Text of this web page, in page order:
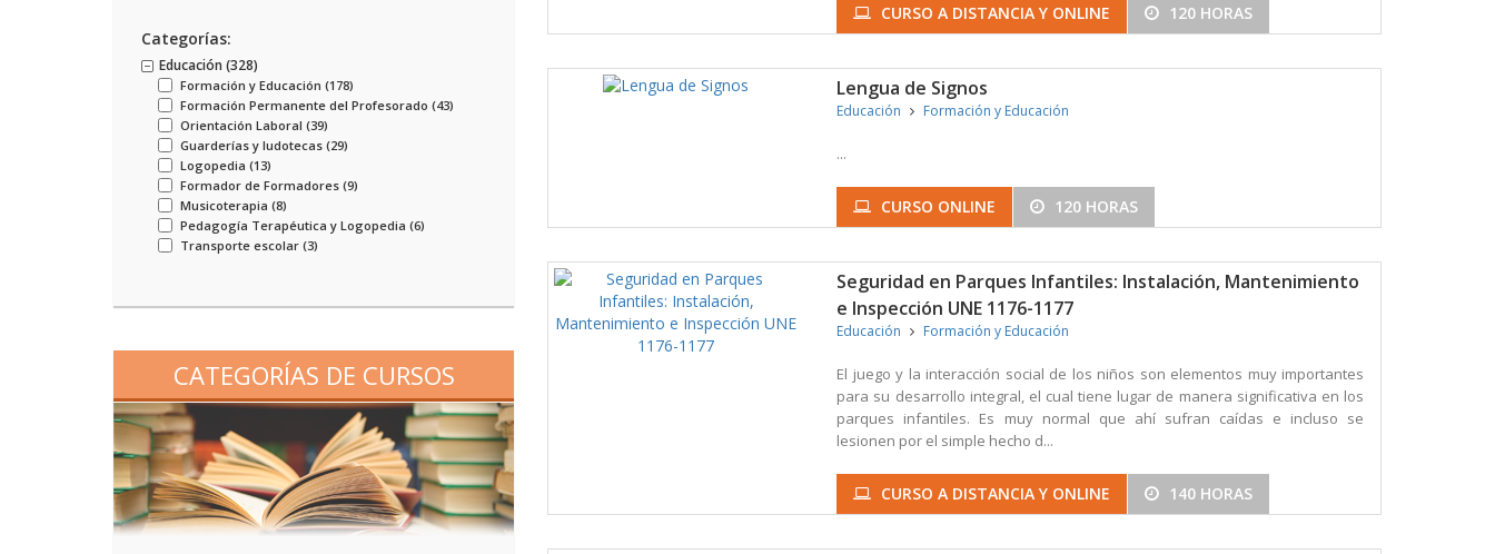
CURSO A DISTANCIA Y ONLINE 120 HORAS
Lengua de Signos
Educación Formación y Educación
...
CURSO ONLINE 120 HORAS
Seguridad en Parques Infantiles: Instalación, Mantenimiento
e Inspección UNE 1176-1177
Educación Formación y Educación
El juego y la interacción social de los niños son elementos muy importantes
para su desarrollo integral, el cual tiene lugar de manera significativa en los
parques infantiles. Es muy normal que ahí sufran caídas e incluso se
lesionen por el simple hecho d...
CURSO A DISTANCIA Y ONLINE 140 HORAS
Categorías:
Educación (328)
Formación y Educación (178)
Formación Permanente del Profesorado (43)
Orientación Laboral (39)
Guarderías y ludotecas (29)
Logopedia (13)
Formador de Formadores (9)
Musicoterapia (8)
Pedagogía Terapéutica y Logopedia (6)
Transporte escolar (3)
CATEGORÍAS DE CURSOS